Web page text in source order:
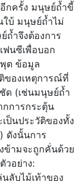
กครั้ง มนุษย์ถ้ำขี้
ใบ้ มนุษย์ถ้ำไม่
ถ้ำจึงต้องการ
ฟนซีเพื่อบอก
ต ข้อมูล
ของเหตุการณ์ที่
ด (เช่นมนุษย์ถ้ำ
กการกระตุ้น
ป็นประวัติของทั้ง
ดังนั้นการ
ข้ามจะถูกคั่นด้วย
วอย่าง:
นลับไม้เท้าของ